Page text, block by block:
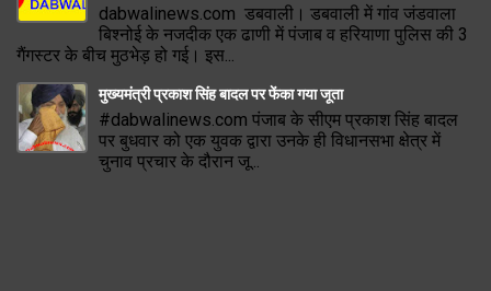
dabwalinews.com डबवाली। डबवाली में गांव जंडवाला
बिश्नोई के नजदीक एक ढाणी में पंजाब व हरियाणा पुलिस की 3
गैंगस्टर के बीच मुठभेड़ हो गई। इस...
मुख्यमंत्री प्रकाश सिंह बादल पर फेंका गया जूता
#dabwalinews.com पंजाब के सीएम प्रकाश सिंह बादल
पर बुधवार को एक युवक द्वारा उनके ही विधानसभा क्षेत्र में
चुनाव प्रचार के दौरान जू...